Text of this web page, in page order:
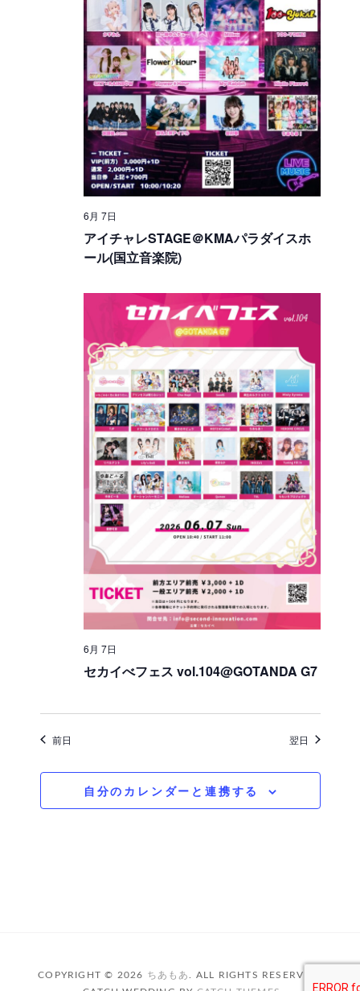
し
て
ナ
ビ
ゲ
ー
シ
ョ
を
表
示
ビ
ゲ
ー
シ
ョ
ン
6月 7日
アイチャレSTAGE＠KMAパラダイスホ
ール(国立音楽院)
6月 7日
セカイべフェス vol.104@GOTANDA G7
前日 翌日
自分のカレンダーと連携する
COPYRIGHT © 2026 ちあもあ
. ALL RIGHTS RESERVED.